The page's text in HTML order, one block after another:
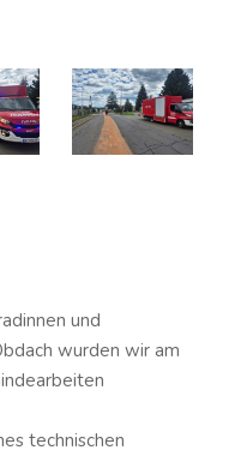
und
wurden wir am
technischen